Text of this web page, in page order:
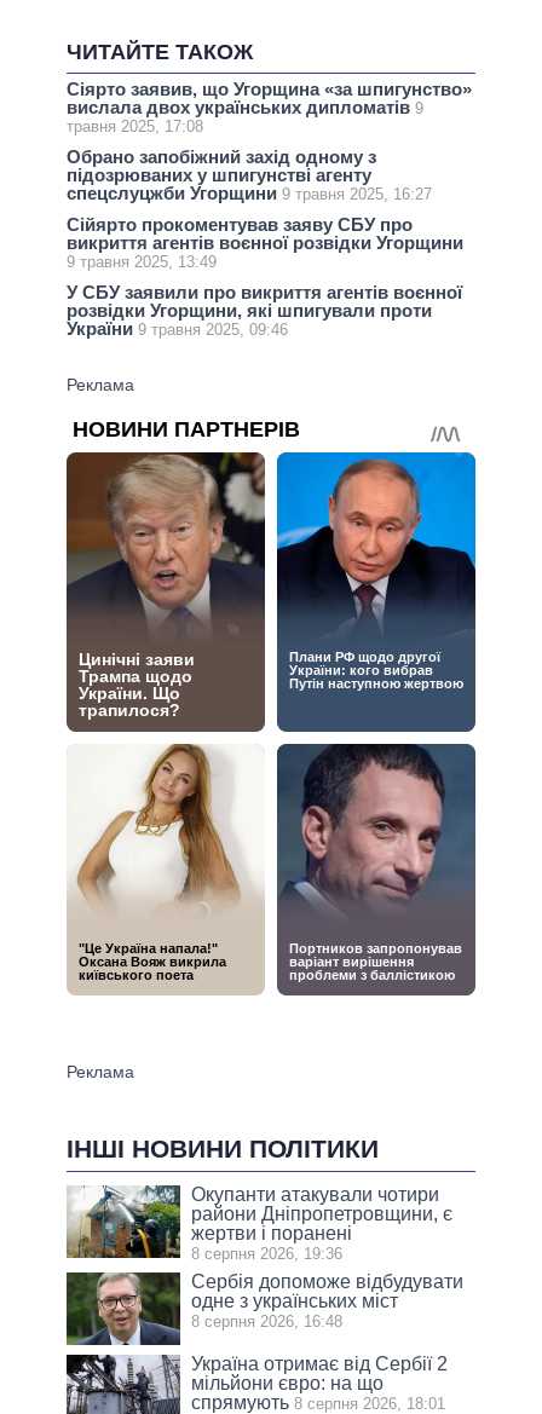
ЧИТАЙТЕ ТАКОЖ
Сіярто заявив, що Угорщина «за шпигунство»
вислала двох українських дипломатів 9
травня 2025, 17:08
Обрано запобіжний захід одному з
підозрюваних у шпигунстві агенту
спецслуцжби Угорщини 9 травня 2025, 16:27
Сійярто прокоментував заяву СБУ про
викриття агентів воєнної розвідки Угорщини
9 травня 2025, 13:49
У СБУ заявили про викриття агентів воєнної
розвідки Угорщини, які шпигували проти
України 9 травня 2025, 09:46
ІНШІ НОВИНИ ПОЛІТИКИ
Окупанти атакували чотири
райони Дніпропетровщини, є
жертви і поранені
8 серпня 2026, 19:36
Сербія допоможе відбудувати
одне з українських міст
8 серпня 2026, 16:48
Україна отримає від Сербії 2
мільйони євро: на що
спрямують 8 серпня 2026, 18:01